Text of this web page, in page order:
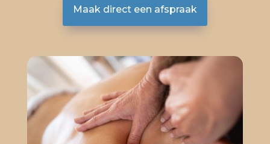
Maak direct een afspraak